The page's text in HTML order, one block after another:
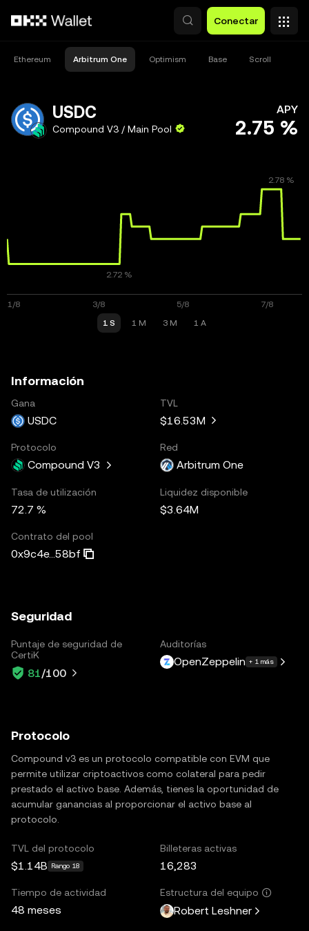
Conectar
Ethereum Arbitrum One Optimism Base Scroll
USDC
Compound V3 / Main Pool
APY
2.75 %
1 S 1 M 3 M 1 A
Información
Gana
USDC
TVL
$16.53M
Protocolo
Compound V3
Red
Arbitrum One
Tasa de utilización
72.7 %
Liquidez disponible
$3.64M
Contrato del pool
0x9c4e...58bf
Seguridad
Puntaje de seguridad de
CertiK
81/100
Auditorías
OpenZeppelin + 1 más
Protocolo
Compound v3 es un protocolo compatible con EVM que
permite utilizar criptoactivos como colateral para pedir
prestado el activo base. Además, tienes la oportunidad de
acumular ganancias al proporcionar el activo base al
protocolo.
TVL del protocolo
$1.14B Rango 18
Billeteras activas
16,283
Tiempo de actividad
48 meses
Estructura del equipo
Robert Leshner